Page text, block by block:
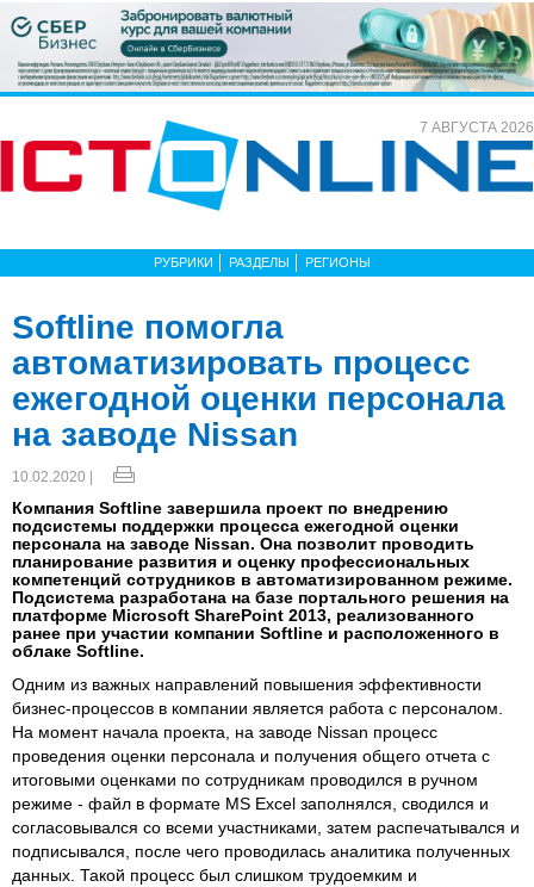
7 АВГУСТА 2026
РУБРИКИ РАЗДЕЛЫ РЕГИОНЫ
Softline помогла
автоматизировать процесс
ежегодной оценки персонала
на заводе Nissan
10.02.2020 |
Компания Softline завершила проект по внедрению
подсистемы поддержки процесса ежегодной оценки
персонала на заводе Nissan. Она позволит проводить
планирование развития и оценку профессиональных
компетенций сотрудников в автоматизированном режиме.
Подсистема разработана на базе портального решения на
платформе Microsoft SharePoint 2013, реализованного
ранее при участии компании Softline и расположенного в
облаке Softline.
Одним из важных направлений повышения эффективности
бизнес-процессов в компании является работа с персоналом.
На момент начала проекта, на заводе Nissan процесс
проведения оценки персонала и получения общего отчета с
итоговыми оценками по сотрудникам проводился в ручном
режиме - файл в формате MS Excel заполнялся, сводился и
согласовывался со всеми участниками, затем распечатывался и
подписывался, после чего проводилась аналитика полученных
данных. Такой процесс был слишком трудоемким и